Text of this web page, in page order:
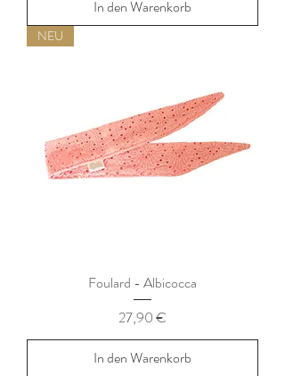
In den Warenkorb
NEU
Foulard - Albicocca
Preis
27,90 €
In den Warenkorb